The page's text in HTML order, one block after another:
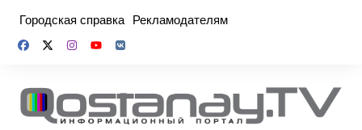
содержимому
Городская справка Рекламодателям